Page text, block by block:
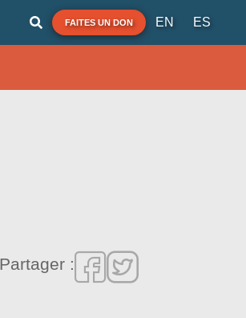
FAITES UN DON EN ES
Partager :